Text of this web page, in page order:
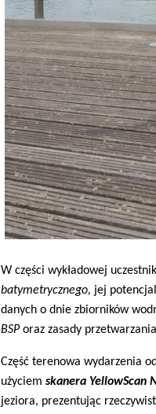
W części wykładowej
batymetrycznego, jej
danych o dnie zbiorników
BSPoraz zasady
Część terenowa wydarzenia
użyciemskanera YellowScan
jeziora, prezentując